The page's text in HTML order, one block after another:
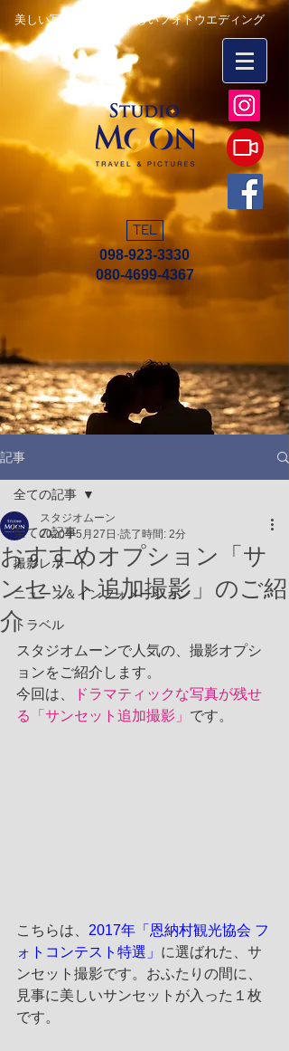
美しい写真を永遠に 楽しいフォトウエディング
TEL
098-923-3330
080-4699-4367
記事
全ての記事
撮影レポート
ニュース＆インフォメーション
トラベル
全ての記事
おすすめオプション「サ
ンセット追加撮影」のご紹
介
スタジオムーン
2020年5月27日 読了時間: 2分
スタジオムーンで人気の、撮影オプシ
ョンをご紹介します。
今回は、
ドラマティックな写真が残せ
る「サンセット追加撮影」 です。
こちらは、 2017年「恩納村観光協会 フ
ォトコンテスト特選」 に選ばれた、サ
ンセット撮影です。おふたりの間に、
見事に美しいサンセットが入った１枚
です。